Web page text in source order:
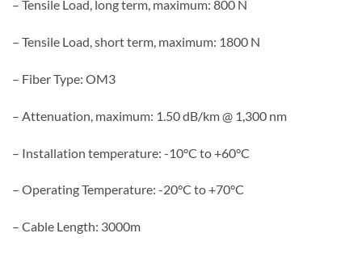
– Tensile Load, long term, maximum: 800 N
– Tensile Load, short term, maximum: 1800 N
– Fiber Type: OM3
– Attenuation, maximum: 1.50 dB/km @ 1,300 nm
– Installation temperature: -10°C to +60°C
– Operating Temperature: -20°C to +70°C
– Cable Length: 3000m